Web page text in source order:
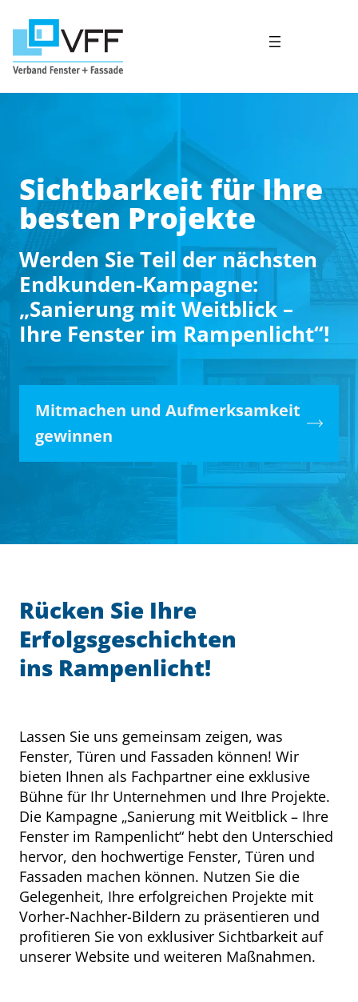
Inhalt
springen
Sichtbarkeit für Ihre
besten Projekte
Werden Sie Teil der nächsten
Endkunden-Kampagne:
„Sanierung mit Weitblick –
Ihre Fenster im Rampenlicht“!
Mitmachen und Aufmerksamkeit
gewinnen
Rücken Sie Ihre
Erfolgsgeschichten
ins Rampenlicht!
Lassen Sie uns gemeinsam zeigen, was
Fenster, Türen und Fassaden können! Wir
bieten Ihnen als Fachpartner eine exklusive
Bühne für Ihr Unternehmen und Ihre Projekte.
Die Kampagne „Sanierung mit Weitblick – Ihre
Fenster im Rampenlicht“ hebt den Unterschied
hervor, den hochwertige Fenster, Türen und
Fassaden machen können. Nutzen Sie die
Gelegenheit, Ihre erfolgreichen Projekte mit
Vorher-Nachher-Bildern zu präsentieren und
profitieren Sie von exklusiver Sichtbarkeit auf
unserer Website und weiteren Maßnahmen.